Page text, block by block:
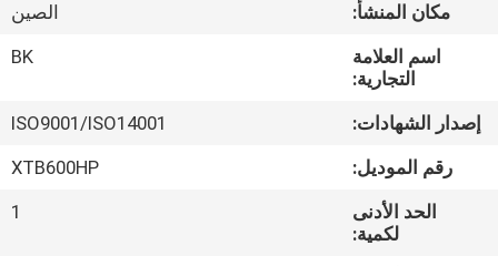
أشرطة
معلومات
مكان المنشأ:
الصين
اسم العلامة
التجارية:
BK
إصدار الشهادات:
ISO9001/ISO14001
رقم الموديل:
XTB600HP
الحد الأدنى
لكمية:
1